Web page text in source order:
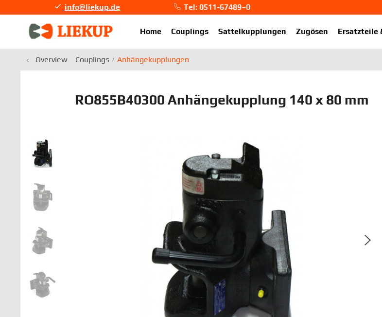
info@liekup.de
Tel: 0511-67489–0
Home
Couplings Sattelkupplungen Zugösen Ersatzteile
Overview Couplings Anhängekupplungen
RO855B40300 Anhängekupplung 140 x 80 mm